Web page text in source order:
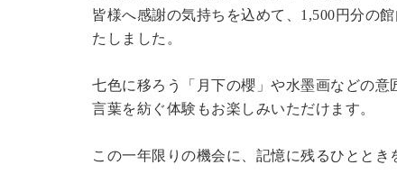
皆様へ感謝の気持ちを込めて、1,500円分の
たしました。
七色に移ろう「月下の櫻」や水墨画などの
言葉を紡ぐ体験もお楽しみいただけます。
この一年限りの機会に、記憶に残るひととき